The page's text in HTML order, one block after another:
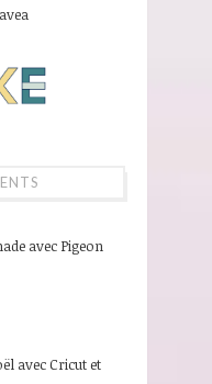
avec Pigeon
avec Cricut et